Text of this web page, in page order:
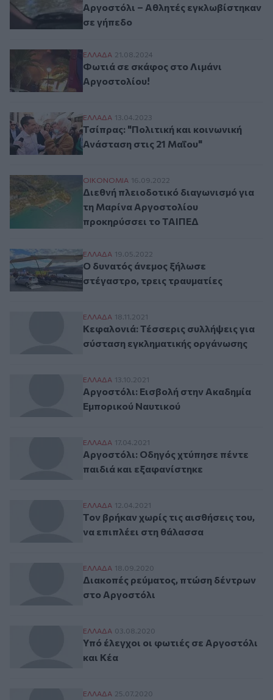
Αργοστόλι – Αθλητές εγκλωβίστηκαν
σε γήπεδο
Φωτιά σε σκάφος στο Λιμάνι
ΕΛΛAΔΑ 21.08.2024
Φωτιά σε σκάφος στο Λιμάνι
Αργοστολίου!
Τσίπρας: "Πολιτική και κοινωνική
ΕΛΛAΔΑ 13.04.2023
Τσίπρας: "Πολιτική και κοινωνική
Ανάσταση στις 21 Μαΐου"
Διεθνή πλειοδοτικό διαγωνισμό για τη
ΟΙΚΟΝΟΜΙΑ 16.09.2022
Διεθνή πλειοδοτικό διαγωνισμό για
τη Μαρίνα Αργοστολίου
προκηρύσσει το ΤΑΙΠΕΔ
Ο δυνατός άνεμος ξήλωσε στέγαστρο,
ΕΛΛAΔΑ 19.05.2022
Ο δυνατός άνεμος ξήλωσε
στέγαστρο, τρεις τραυματίες
Κεφαλονιά: Τέσσερις συλλήψεις για
ΕΛΛAΔΑ 18.11.2021
Κεφαλονιά: Τέσσερις συλλήψεις για
σύσταση εγκληματικής οργάνωσης
Αργοστόλι: Eισβολή στην Ακαδημία
ΕΛΛAΔΑ 13.10.2021
Αργοστόλι: Eισβολή στην Ακαδημία
Εμπορικού Ναυτικού
Αργοστόλι: Oδηγός χτύπησε πέντε
ΕΛΛAΔΑ 17.04.2021
Αργοστόλι: Oδηγός χτύπησε πέντε
παιδιά και εξαφανίστηκε
Τον βρήκαν χωρίς τις αισθήσεις του, να
ΕΛΛAΔΑ 12.04.2021
Τον βρήκαν χωρίς τις αισθήσεις του,
να επιπλέει στη θάλασσα
Διακοπές ρεύματος, πτώση δέντρων στο
ΕΛΛAΔΑ 18.09.2020
Διακοπές ρεύματος, πτώση δέντρων
στο Αργοστόλι
Υπό έλεγχοι οι φωτιές σε Αργοστόλι και
ΕΛΛAΔΑ 03.08.2020
Υπό έλεγχοι οι φωτιές σε Αργοστόλι
και Κέα
Σεισμική δόνηση 4,4 Ρίχτερ ανοιχτά του
ΕΛΛAΔΑ 25.07.2020